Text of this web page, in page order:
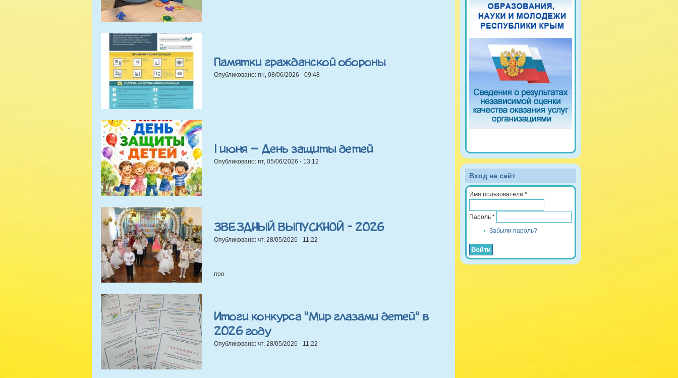
Памятки гражданской обороны
Опубликовано: пн, 08/06/2026 - 09:48
1 июня — День защиты детей
Опубликовано: пт, 05/06/2026 - 13:12
ЗВЕЗДНЫЙ ВЫПУСКНОЙ - 2026
Опубликовано: чт, 28/05/2026 - 11:22
про
Итоги конкурса "Мир глазами детей" в
2026 году
Опубликовано: чт, 28/05/2026 - 11:22
Вход на сайт
Имя пользователя *
Пароль *
Забыли пароль?